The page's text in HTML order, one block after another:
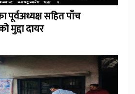
पूर्वअध्यक्ष सहित पाँच
मुद्दा दायर